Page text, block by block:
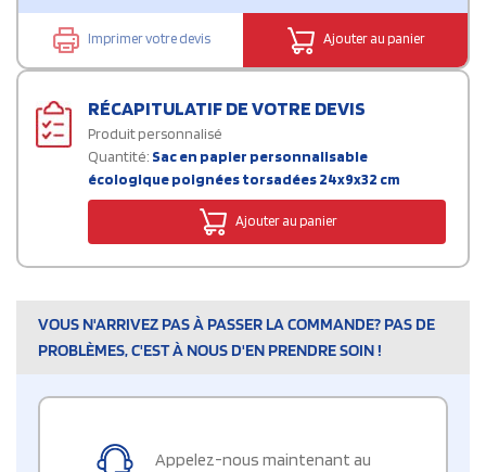
Imprimer votre devis Ajouter au panier
RÉCAPITULATIF DE VOTRE DEVIS
Produit personnalisé
Quantité: Sac en papier personnalisable
écologique poignées torsadées 24x9x32 cm
Ajouter au panier
VOUS N'ARRIVEZ PAS À PASSER LA COMMANDE? PAS DE
PROBLÈMES, C'EST À NOUS D'EN PRENDRE SOIN !
Appelez-nous maintenant au